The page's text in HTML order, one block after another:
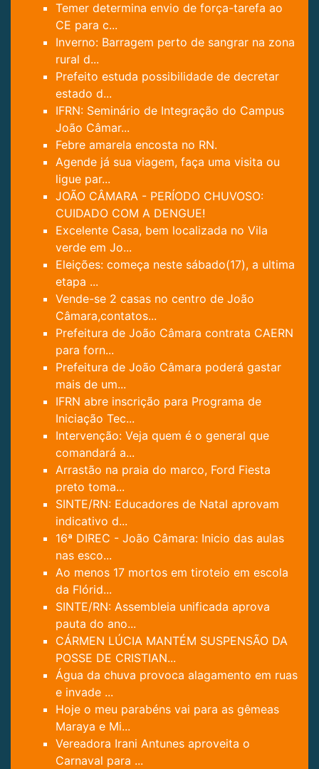
Temer determina envio de força-tarefa ao
CE para c...
Inverno: Barragem perto de sangrar na zona
rural d...
Prefeito estuda possibilidade de decretar
estado d...
IFRN: Seminário de Integração do Campus
João Câmar...
Febre amarela encosta no RN.
Agende já sua viagem, faça uma visita ou
ligue par...
JOÃO CÂMARA - PERÍODO CHUVOSO:
CUIDADO COM A DENGUE!
Excelente Casa, bem localizada no Vila
verde em Jo...
Eleições: começa neste sábado(17), a ultima
etapa ...
Vende-se 2 casas no centro de João
Câmara,contatos...
Prefeitura de João Câmara contrata CAERN
para forn...
Prefeitura de João Câmara poderá gastar
mais de um...
IFRN abre inscrição para Programa de
Iniciação Tec...
Intervenção: Veja quem é o general que
comandará a...
Arrastão na praia do marco, Ford Fiesta
preto toma...
SINTE/RN: Educadores de Natal aprovam
indicativo d...
16ª DIREC - João Câmara: Inicio das aulas
nas esco...
Ao menos 17 mortos em tiroteio em escola
da Flórid...
SINTE/RN: Assembleia unificada aprova
pauta do ano...
CÁRMEN LÚCIA MANTÉM SUSPENSÃO DA
POSSE DE CRISTIAN...
Água da chuva provoca alagamento em ruas
e invade ...
Hoje o meu parabéns vai para as gêmeas
Maraya e Mi...
Vereadora Irani Antunes aproveita o
Carnaval para ...